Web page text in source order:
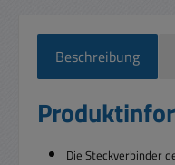
Beschreibung
Die Steckverbinder